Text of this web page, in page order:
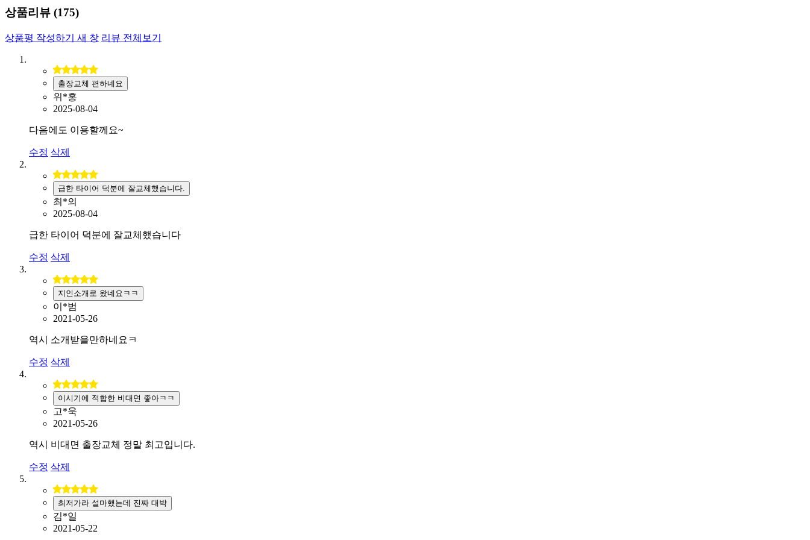
상품리뷰 (175)
상품평 작성하기 새 창 리뷰 전체보기
출장교체 편하네요
위*홍
2025-08-04
다음에도 이용할께요~
수정 삭제
급한 타이어 덕분에 잘교체했습니다.
최*의
2025-08-04
급한 타이어 덕분에 잘교체했습니다
수정 삭제
지인소개로 왔네요ㅋㅋ
이*범
2021-05-26
역시 소개받을만하네요ㅋ
수정 삭제
이시기에 적합한 비대면 좋아ㅋㅋ
고*욱
2021-05-26
역시 비대면 출장교체 정말 최고입니다.
수정 삭제
최저가라 설마했는데 진짜 대박
김*일
2021-05-22